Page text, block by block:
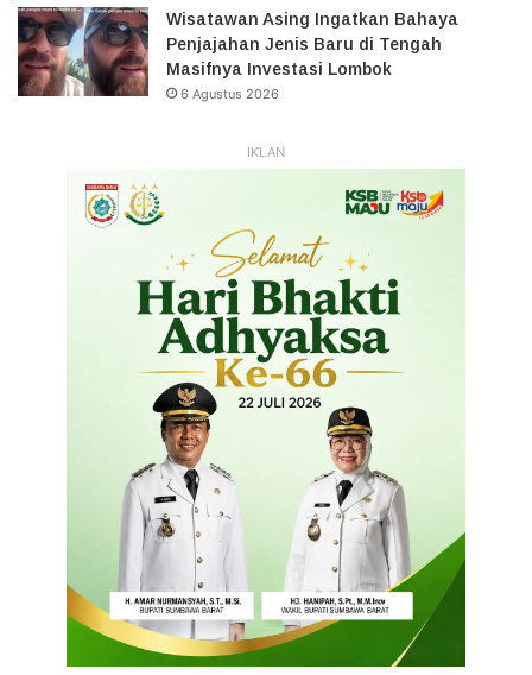
Wisatawan Asing Ingatkan Bahaya
Penjajahan Jenis Baru di Tengah
Masifnya Investasi Lombok
6 Agustus 2026
IKLAN